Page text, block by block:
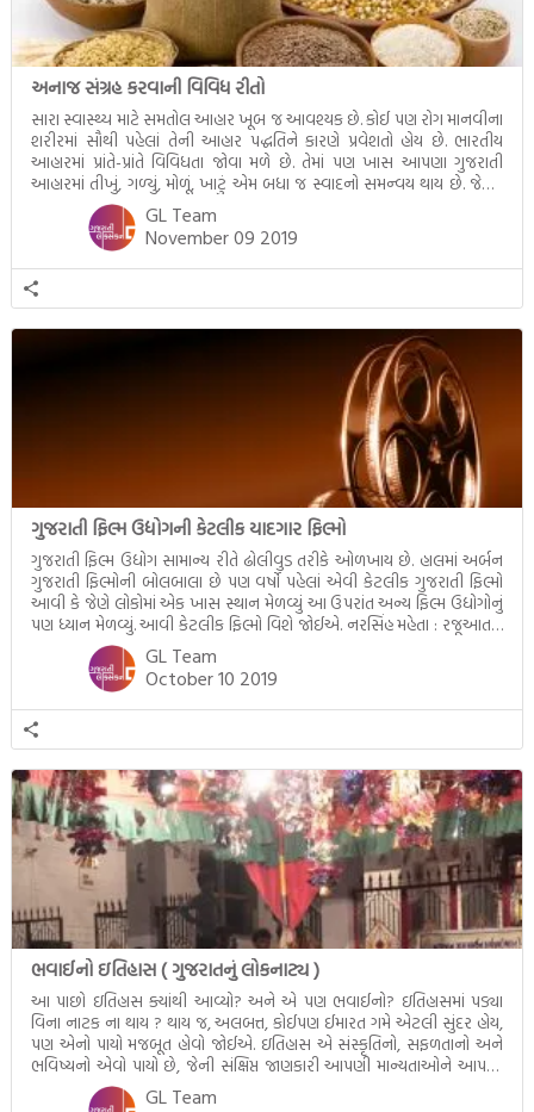
અનાજ સંગ્રહ કરવાની વિવિધ રીતો
સારા સ્વાસ્થ્ય માટે સમતોલ આહાર ખૂબ જ આવશ્યક છે. કોઈ પણ રોગ માનવીના
શરીરમાં સૌથી પહેલાં તેની આહાર પદ્ધતિને કારણે પ્રવેશતો હોય છે. ભારતીય
આહારમાં પ્રાંતે-પ્રાંતે વિવિધતા જોવા મળે છે. તેમાં પણ ખાસ આપણા ગુજરાતી
આહારમાં તીખું, ગળ્યું, મોળૂં, ખાટું એમ બધા જ સ્વાદનો સમન્વય થાય છે. જેટલું
મહત્ત્વ સમતોલ આહરનું છે તેટલું જ મહત્ત્વ […]
GL Team
November 09 2019
ગુજરાતી ફિલ્મ ઉદ્યોગની કેટલીક યાદગાર ફિલ્મો
ગુજરાતી ફિલ્મ ઉદ્યોગ સામાન્ય રીતે ઢોલીવુડ તરીકે ઓળખાય છે. હાલમાં અર્બન
ગુજરાતી ફિલ્મોની બોલબાલા છે પણ વર્ષો પહેલાં એવી કેટલીક ગુજરાતી ફિલ્મો
આવી કે જેણે લોકોમાં એક ખાસ સ્થાન મેળવ્યુંં આ ઉપરાંત અન્ય ફિલ્મ ઉદ્યોગોનું
પણ ધ્યાન મેળવ્યું. આવી કેટલીક ફિલ્મો વિશે જોઈએ. નરસિંહ મહેતા : રજૂઆતનું
વર્ષ (Film Release Year) : 1932 દિગ્દર્શક (Director) : નાનુભાઈ […]
GL Team
October 10 2019
ભવાઈનો ઇતિહાસ ( ગુજરાતનું લોકનાટ્ય )
આ પાછો ઇતિહાસ ક્યાંથી આવ્યો? અને એ પણ ભવાઈનો? ઇતિહાસમાં પડ્યા
વિના નાટક ના થાય ? થાય જ, અલબત્ત, કોઈપણ ઈમારત ગમે એટલી સુંદર હોય,
પણ એનો પાયો મજબૂત હોવો જોઈએ. ઇતિહાસ એ સંસ્કૃતિનો, સફળતાનો અને
ભવિષ્યનો એવો પાયો છે, જેની સંક્ષિપ્ત જાણકારી આપણી માન્યતાઓને આપણા
કન્સેપ્ટને ક્લીયર કરે છે. ભવાઈના જનક – અસાઈત ઠાકર […]
GL Team